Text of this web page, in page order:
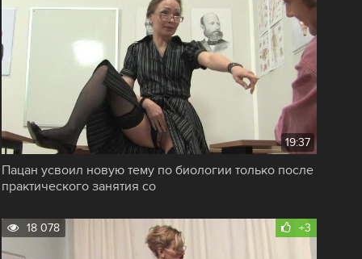
19:37
Пацан усвоил новую тему по биологии только после
практического занятия со
+3
18 078